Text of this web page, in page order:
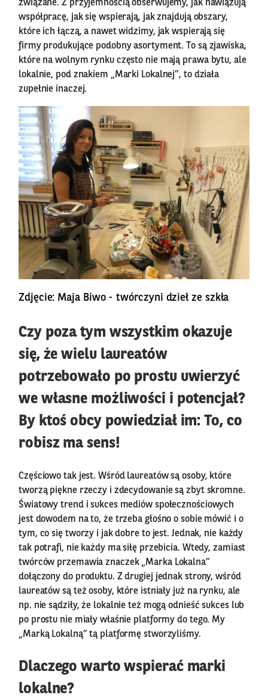
związane. Z przyjemnością obserwujemy, jak nawiązują
współpracę, jak się wspierają, jak znajdują obszary,
które ich łączą, a nawet widzimy, jak wspierają się
firmy produkujące podobny asortyment. To są zjawiska,
które na wolnym rynku często nie mają prawa bytu, ale
lokalnie, pod znakiem „Marki Lokalnej”, to działa
zupełnie inaczej.
Zdjęcie: Maja Biwo - twórczyni dzieł ze szkła
Czy poza tym wszystkim okazuje
się, że wielu laureatów
potrzebowało po prostu uwierzyć
we własne możliwości i potencjał?
By ktoś obcy powiedział im: To, co
robisz ma sens!
Częściowo tak jest. Wśród laureatów są osoby, które
tworzą piękne rzeczy i zdecydowanie są zbyt skromne.
Światowy trend i sukces mediów społecznościowych
jest dowodem na to, że trzeba głośno o sobie mówić i o
tym, co się tworzy i jak dobre to jest. Jednak, nie każdy
tak potrafi, nie każdy ma siłę przebicia. Wtedy, zamiast
twórców przemawia znaczek „Marka Lokalna”
dołączony do produktu. Z drugiej jednak strony, wśród
laureatów są też osoby, które istniały już na rynku, ale
np. nie sądziły, że lokalnie też mogą odnieść sukces lub
po prostu nie miały właśnie platformy do tego. My
„Marką Lokalną” tą platformę stworzyliśmy.
Dlaczego warto wspierać marki
lokalne?